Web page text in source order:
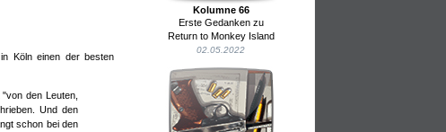
Köln einen der besten
den Leuten,
Und den
schon bei den
Kolumne 66
Erste Gedanken zu
Return to Monkey Island
02.05.2022